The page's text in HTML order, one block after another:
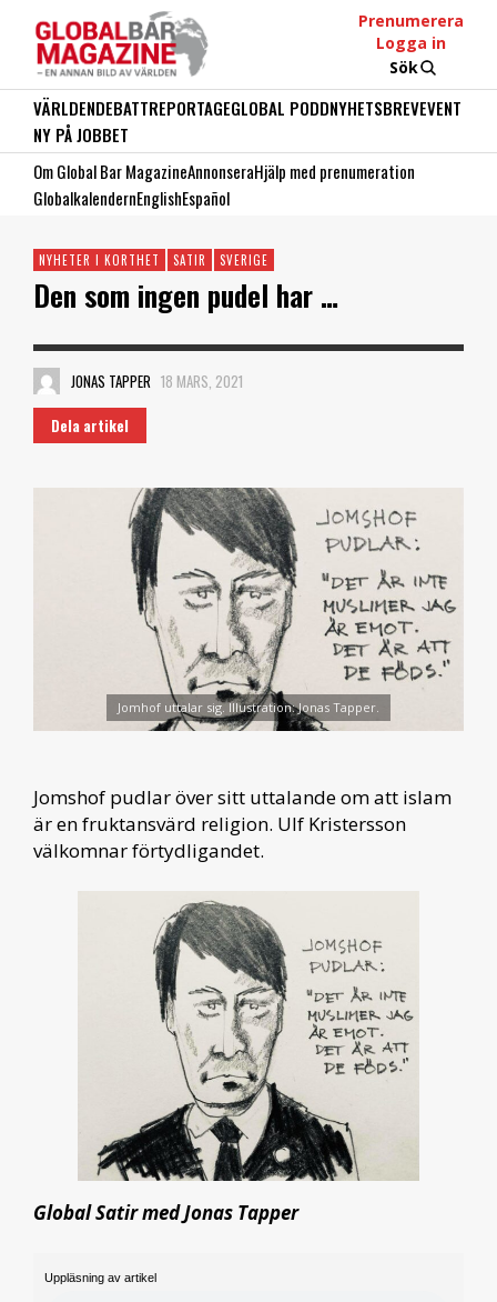
Prenumerera
Logga in
Sök
VÄRLDENDEBATTREPORTAGEGLOBAL PODDNYHETSBREVEVENT
NY PÅ JOBBET
Om Global Bar MagazineAnnonseraHjälp med prenumeration
GlobalkalendernEnglishEspañol
NYHETER I KORTHET SATIR SVERIGE
Den som ingen pudel har …
JONAS TAPPER 18 MARS, 2021
Dela artikel
Jomhof uttalar sig. Illustration: Jonas Tapper.
Jomshof pudlar över sitt uttalande om att islam
är en fruktansvärd religion. Ulf Kristersson
välkomnar förtydligandet.
Global Satir med Jonas Tapper
Uppläsning av artikel